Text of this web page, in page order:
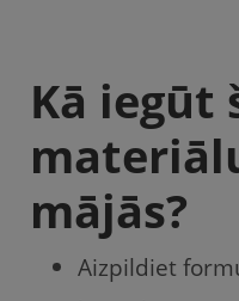
Kā iegūt
mājās?
Aizpildiet